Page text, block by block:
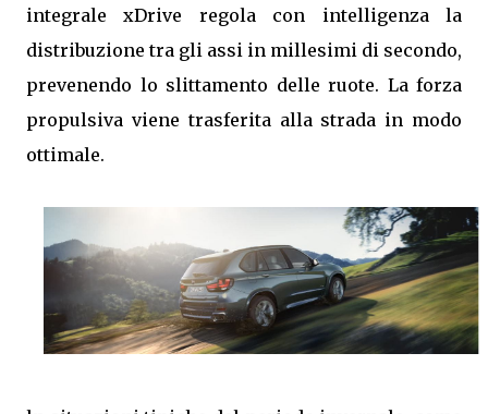
integrale xDrive regola con intelligenza la
distribuzione tra gli assi in millesimi di secondo,
prevenendo lo slittamento delle ruote. La forza
propulsiva viene trasferita alla strada in modo
ottimale.